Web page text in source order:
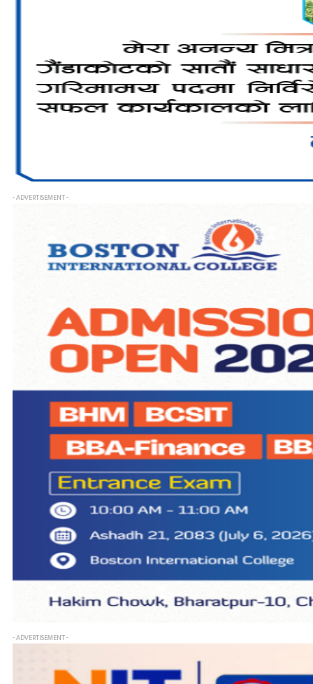
- ADVERTISEMENT -
- ADVERTISEMENT -